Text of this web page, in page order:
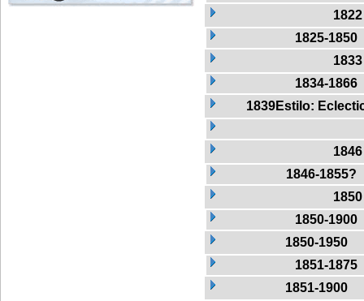
1822
1825-1850
1833
1834-1866
1839Estilo:
1846
1846-1855?
1850
1850-1900
1850-1950
1851-1875
1851-1900